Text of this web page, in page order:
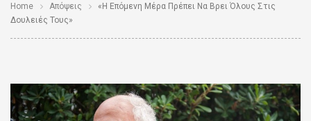
Home Απόψεις
«Η Επόμενη Μέρα Πρέπει Να Βρει Όλους Στις
Δουλειές Τους»